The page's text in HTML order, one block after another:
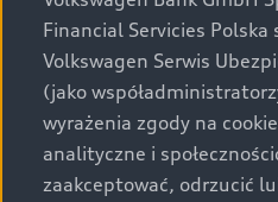
za dopłatą. Wiążące
specyfikacji pojazdu
określenie parametrów
świadectwo homologacji
sobie prawo do zmian i
prezentowane na stronie są
zamieszczania. W celu
Financial Servicies Polska
Volkswagen Serwis
(jako
wyrażenia zgody na
analityczne i
zaakceptować, odrzucić